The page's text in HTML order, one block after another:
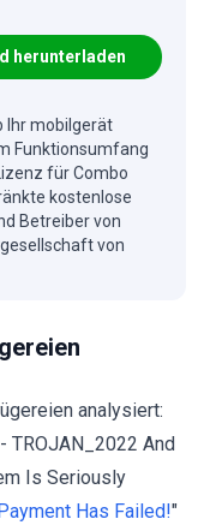
herunterladen
Ihr mobilgerät
Funktionsumfang
für Combo
kostenlose
Betreiber von
von
analysiert:
TROJAN_2022 And
Is Seriously
Has Failed!"